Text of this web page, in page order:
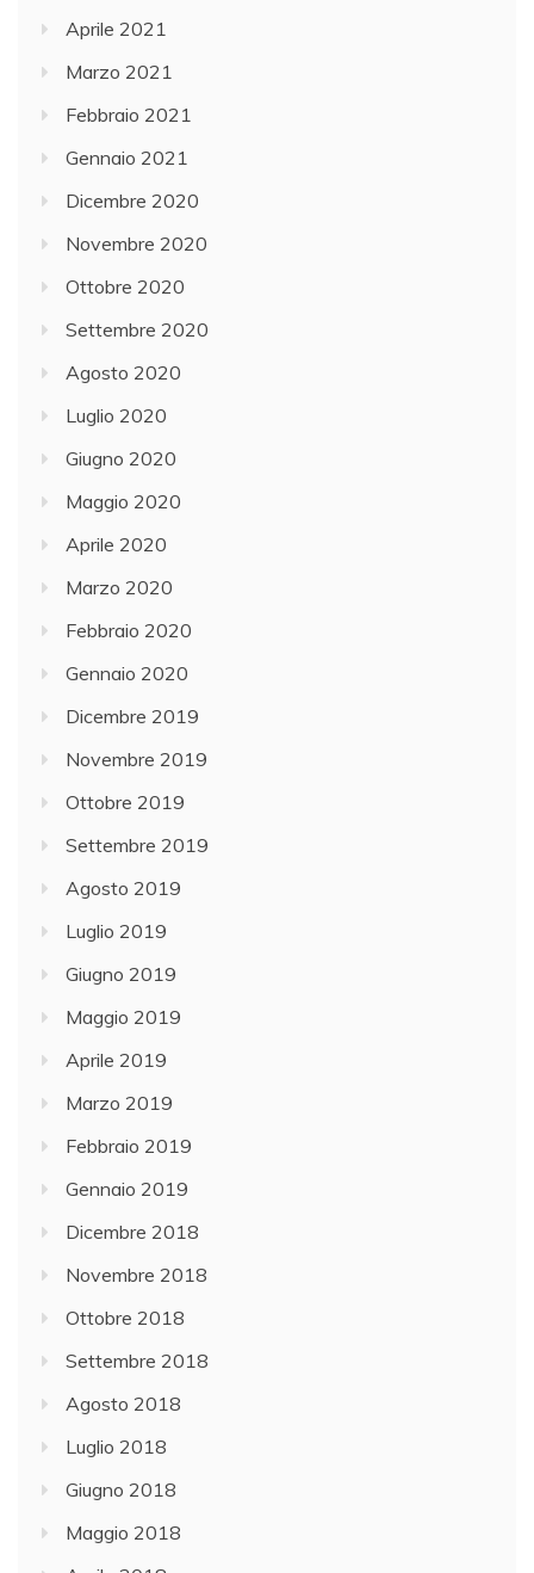
Aprile 2021
Marzo 2021
Febbraio 2021
Gennaio 2021
Dicembre 2020
Novembre 2020
Ottobre 2020
Settembre 2020
Agosto 2020
Luglio 2020
Giugno 2020
Maggio 2020
Aprile 2020
Marzo 2020
Febbraio 2020
Gennaio 2020
Dicembre 2019
Novembre 2019
Ottobre 2019
Settembre 2019
Agosto 2019
Luglio 2019
Giugno 2019
Maggio 2019
Aprile 2019
Marzo 2019
Febbraio 2019
Gennaio 2019
Dicembre 2018
Novembre 2018
Ottobre 2018
Settembre 2018
Agosto 2018
Luglio 2018
Giugno 2018
Maggio 2018